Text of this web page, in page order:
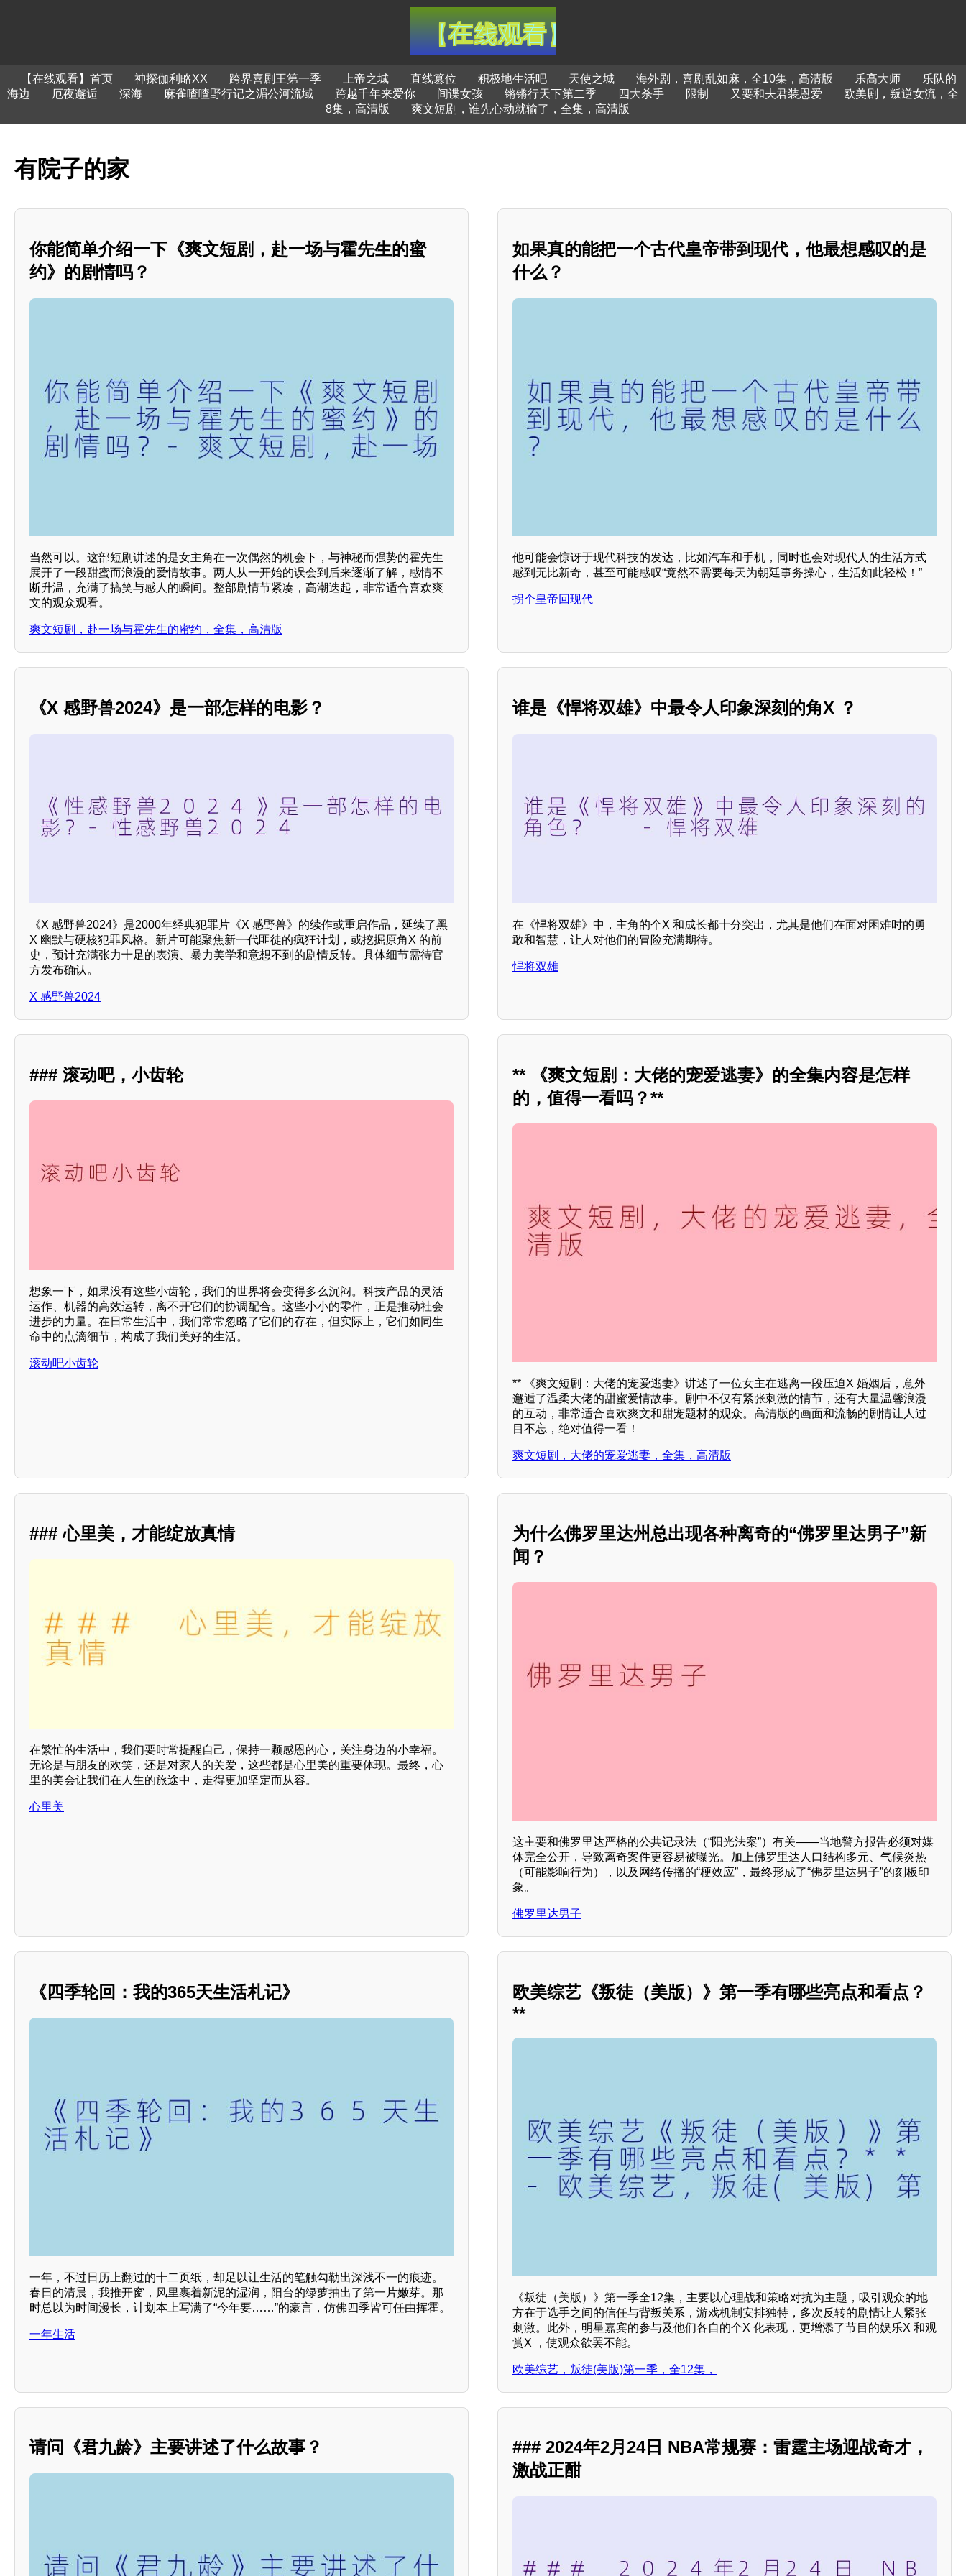
【在线观看】首页 神探伽利略XX 跨界喜剧王第一季 上帝之城 直线篡位 积极地生活吧 天使之城 海外剧，喜剧乱如麻，全10集，高清版 乐高大师
乐队的
海边
厄夜邂逅 深海 麻雀喳喳野行记之湄公河流域 跨越千年来爱你 间谍女孩 锵锵行天下第二季 四大杀手 限制 又要和夫君装恩爱
欧美剧，叛逆女流，全
8集，高清版
爽文短剧，谁先心动就输了，全集，高清版
有院子的家
你能简单介绍一下《爽文短剧，赴一场与霍先生的蜜
约》的剧情吗？
当然可以。这部短剧讲述的是女主角在一次偶然的机会下，与神秘而强势的霍先生
展开了一段甜蜜而浪漫的爱情故事。两人从一开始的误会到后来逐渐了解，感情不
断升温，充满了搞笑与感人的瞬间。整部剧情节紧凑，高潮迭起，非常适合喜欢爽
文的观众观看。
爽文短剧，赴一场与霍先生的蜜约，全集，高清版
如果真的能把一个古代皇帝带到现代，他最想感叹的是
什么？
他可能会惊讶于现代科技的发达，比如汽车和手机，同时也会对现代人的生活方式
感到无比新奇，甚至可能感叹“竟然不需要每天为朝廷事务操心，生活如此轻松！”
拐个皇帝回现代
《X 感野兽2024》是一部怎样的电影？
《X 感野兽2024》是2000年经典犯罪片《X 感野兽》的续作或重启作品，延续了黑
X 幽默与硬核犯罪风格。新片可能聚焦新一代匪徒的疯狂计划，或挖掘原角X 的前
史，预计充满张力十足的表演、暴力美学和意想不到的剧情反转。具体细节需待官
方发布确认。
X 感野兽2024
谁是《悍将双雄》中最令人印象深刻的角X ？
在《悍将双雄》中，主角的个X 和成长都十分突出，尤其是他们在面对困难时的勇
敢和智慧，让人对他们的冒险充满期待。
悍将双雄
### 滚动吧，小齿轮
想象一下，如果没有这些小齿轮，我们的世界将会变得多么沉闷。科技产品的灵活
运作、机器的高效运转，离不开它们的协调配合。这些小小的零件，正是推动社会
进步的力量。在日常生活中，我们常常忽略了它们的存在，但实际上，它们如同生
命中的点滴细节，构成了我们美好的生活。
滚动吧小齿轮
** 《爽文短剧：大佬的宠爱逃妻》的全集内容是怎样
的，值得一看吗？**
** 《爽文短剧：大佬的宠爱逃妻》讲述了一位女主在逃离一段压迫X 婚姻后，意外
邂逅了温柔大佬的甜蜜爱情故事。剧中不仅有紧张刺激的情节，还有大量温馨浪漫
的互动，非常适合喜欢爽文和甜宠题材的观众。高清版的画面和流畅的剧情让人过
目不忘，绝对值得一看！
爽文短剧，大佬的宠爱逃妻，全集，高清版
### 心里美，才能绽放真情
在繁忙的生活中，我们要时常提醒自己，保持一颗感恩的心，关注身边的小幸福。
无论是与朋友的欢笑，还是对家人的关爱，这些都是心里美的重要体现。最终，心
里的美会让我们在人生的旅途中，走得更加坚定而从容。
心里美
为什么佛罗里达州总出现各种离奇的“佛罗里达男子”新
闻？
这主要和佛罗里达严格的公共记录法（“阳光法案”）有关——当地警方报告必须对媒
体完全公开，导致离奇案件更容易被曝光。加上佛罗里达人口结构多元、气候炎热
（可能影响行为），以及网络传播的“梗效应”，最终形成了“佛罗里达男子”的刻板印
象。
佛罗里达男子
《四季轮回：我的365天生活札记》
一年，不过日历上翻过的十二页纸，却足以让生活的笔触勾勒出深浅不一的痕迹。
春日的清晨，我推开窗，风里裹着新泥的湿润，阳台的绿萝抽出了第一片嫩芽。那
时总以为时间漫长，计划本上写满了“今年要……”的豪言，仿佛四季皆可任由挥霍。
一年生活
欧美综艺《叛徒（美版）》第一季有哪些亮点和看点？
**
《叛徒（美版）》第一季全12集，主要以心理战和策略对抗为主题，吸引观众的地
方在于选手之间的信任与背叛关系，游戏机制安排独特，多次反转的剧情让人紧张
刺激。此外，明星嘉宾的参与及他们各自的个X 化表现，更增添了节目的娱乐X 和观
赏X ，使观众欲罢不能。
欧美综艺，叛徒(美版)第一季，全12集，
请问《君九龄》主要讲述了什么故事？
### 2024年2月24日 NBA常规赛：雷霆主场迎战奇才，
激战正酣